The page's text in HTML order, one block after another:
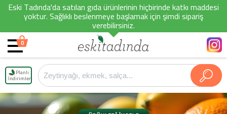
Eski Tadında'da satılan gıda ürünlerinin hiçbirinde katkı maddesi
yoktur. Sağlıklı beslenmeye başlamak için şimdi sipariş
verebilirsiniz.
0
Planlı
İndirimler